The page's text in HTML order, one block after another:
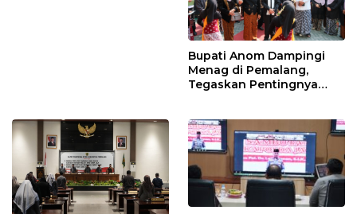
Bupati Anom Dampingi
Menag di Pemalang,
Tegaskan Pentingnya